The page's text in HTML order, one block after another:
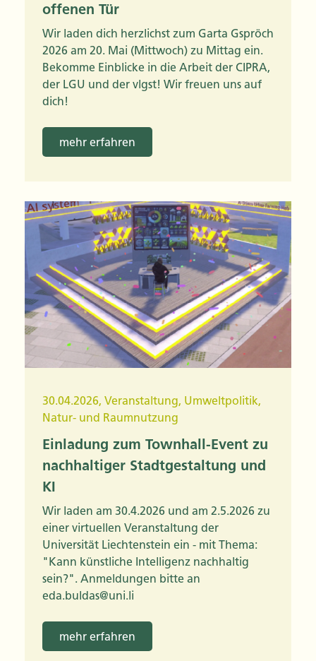
offenen Tür
Wir laden dich herzlichst zum Garta Gspröch
2026 am 20. Mai (Mittwoch) zu Mittag ein.
Bekomme Einblicke in die Arbeit der CIPRA,
der LGU und der vlgst! Wir freuen uns auf
dich!
mehr erfahren
30.04.2026, Veranstaltung, Umweltpolitik,
Natur- und Raumnutzung
Einladung zum Townhall-Event zu
nachhaltiger Stadtgestaltung und
KI
Wir laden am 30.4.2026 und am 2.5.2026 zu
einer virtuellen Veranstaltung der
Universität Liechtenstein ein - mit Thema:
"Kann künstliche Intelligenz nachhaltig
sein?". Anmeldungen bitte an
eda.buldas@uni.li
mehr erfahren